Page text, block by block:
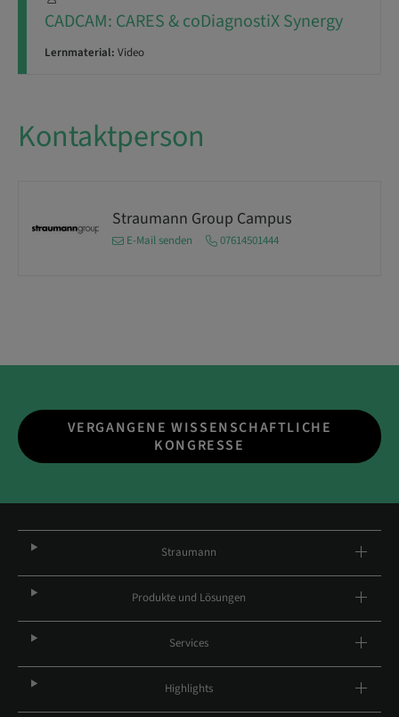
CADCAM: CARES & coDiagnostiX Synergy
Lernmaterial: Video
Kontaktperson
Straumann Group Campus
E-Mail senden 07614501444
VERGANGENE WISSENSCHAFTLICHE
KONGRESSE
Straumann
Produkte und Lösungen
Services
Highlights